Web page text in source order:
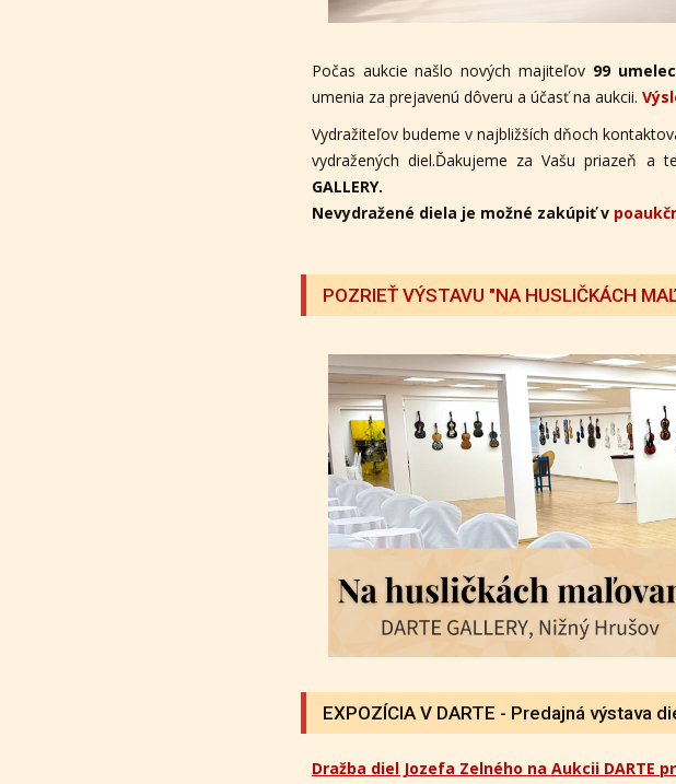
Počas aukcie našlo nových majiteľov 99
umenia za prejavenú dôveru a účasť na aukcii.
Vydražiteľov budeme v najbližších dňoch
vydražených diel.Ďakujeme za Vašu priazeň
GALLERY.
Nevydražené diela je možné zakúpiť v
POZRIEŤ VÝSTAVU "NA HUSLIČKÁCH
EXPOZÍCIA V DARTE - Predajná výstava
Dražba diel Jozefa Zelného na Aukcii DARTE